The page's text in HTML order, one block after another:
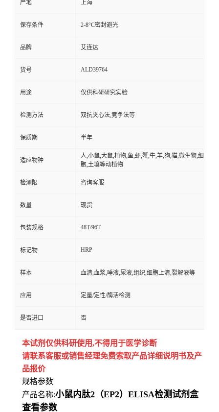
产地 上海
保存条件 2-8°C密封避光
品牌 艾连达
货号 ALD39764
用途 仅供科研研究实验
检测方法 双抗夹心法,竞争法等
保质期 半年
适应物种
人,小鼠,大鼠,植物,鱼,虾,蟹,牛,羊,狗,猫,微生物,细
胞,土壤等动植物
检测限 咨询客服
数量 现货
包装规格 48T/96T
标记物 HRP
样本 血清,血浆,唾液,尿液,组织,细胞上清,裂解液等
应用 定量/定性/酶活检测
是否进口 否
本试剂仅供科研使用,不得用于医学诊断
请联系客服或销售经理免费索取产品详细说明书及产
品报价
规格参数
产品名称:小鼠内肽2（EP2）ELISA检测试剂盒
查看参数